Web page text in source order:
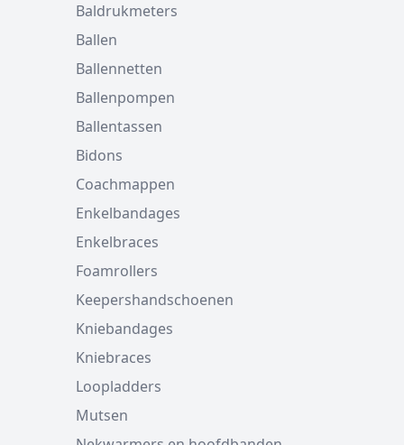
Baldrukmeters
Ballen
Ballennetten
Ballenpompen
Ballentassen
Bidons
Coachmappen
Enkelbandages
Enkelbraces
Foamrollers
Keepershandschoenen
Kniebandages
Kniebraces
Loopladders
Mutsen